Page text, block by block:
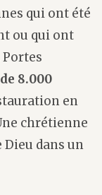
qui ont été
ou qui ont
8.000
en
chrétienne
dans un